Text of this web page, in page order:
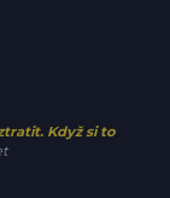
Když si to